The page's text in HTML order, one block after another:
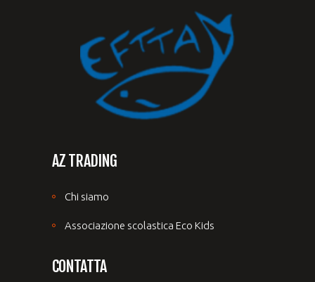
AZ TRADING
Chi siamo
Associazione scolastica Eco Kids
CONTATTA